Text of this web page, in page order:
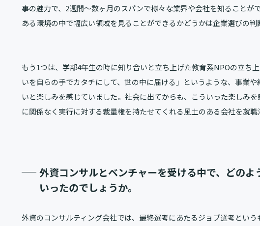
事の魅力で、2週間～数ヶ月のスパンで様々な業界や会社を知ることが
ある環境の中で幅広い領域を見ることができるかどうかは企業選びの判
もう1つは、学部4年生の時に知り合いと立ち上げた教育系NPOの立ち
いを自らの手でカタチにして、世の中に届ける」というような、事業
いと楽しみを感じていました。社会に出てからも、こういった楽しみ
に関係なく実行に対する裁量権を持たせてくれる風土のある会社を就職
外資コンサルとベンチャーを受ける中で、どの
いったのでしょうか。
外資のコンサルティング会社では、最終選考にあたるジョブ選考とい